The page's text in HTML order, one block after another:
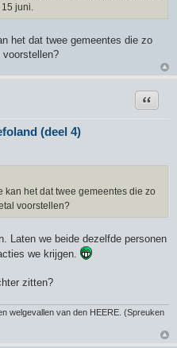
juni.
het dat twee gemeentes die zo
(deel 4)
Citeer
kan het dat twee gemeentes die zo
voorstellen?
Laten we beide dezelfde personen
we krijgen.
zitten?
welgevallen van den HEERE. (Spreuken